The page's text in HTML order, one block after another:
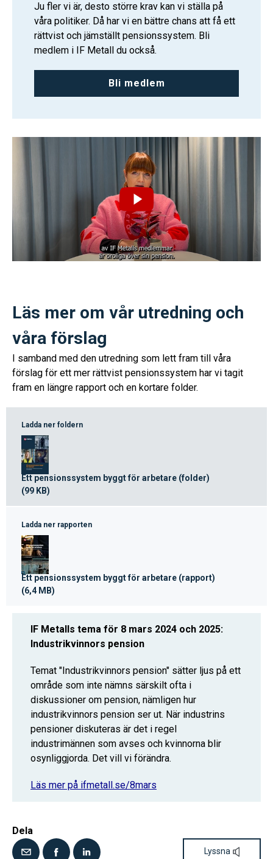
Ju fler vi är, desto större krav kan vi ställa på
våra politiker. Då har vi en bättre chans att få ett
rättvist och jämställt pensionssystem. Bli
medlem i IF Metall du också.
Bli medlem
Läs mer om vår utredning och
våra förslag
I samband med den utredning som lett fram till våra
förslag för ett mer rättvist pensionssystem har vi tagit
fram en längre rapport och en kortare folder.
Ladda ner foldern
Ett pensionssystem byggt för arbetare (folder)
(99 KB)
Ladda ner rapporten
Ett pensionssystem byggt för arbetare (rapport)
(6,4 MB)
IF Metalls tema för 8 mars 2024 och 2025:
Industrikvinnors pension
Temat "Industrikvinnors pension" sätter ljus på ett
område som inte nämns särskilt ofta i
diskussioner om pension, nämligen hur
industrikvinnors pension ser ut. När industrins
pensioner diskuteras är det i regel
industrimännen som avses och kvinnorna blir
osynliggjorda. Det vill vi förändra.
Läs mer på ifmetall.se/8mars
Dela
Lyssna